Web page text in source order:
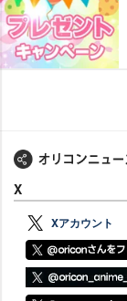
X
Xアカウント